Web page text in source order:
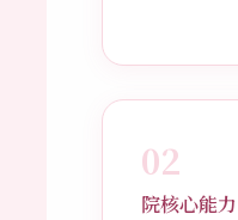
02
院核心能力